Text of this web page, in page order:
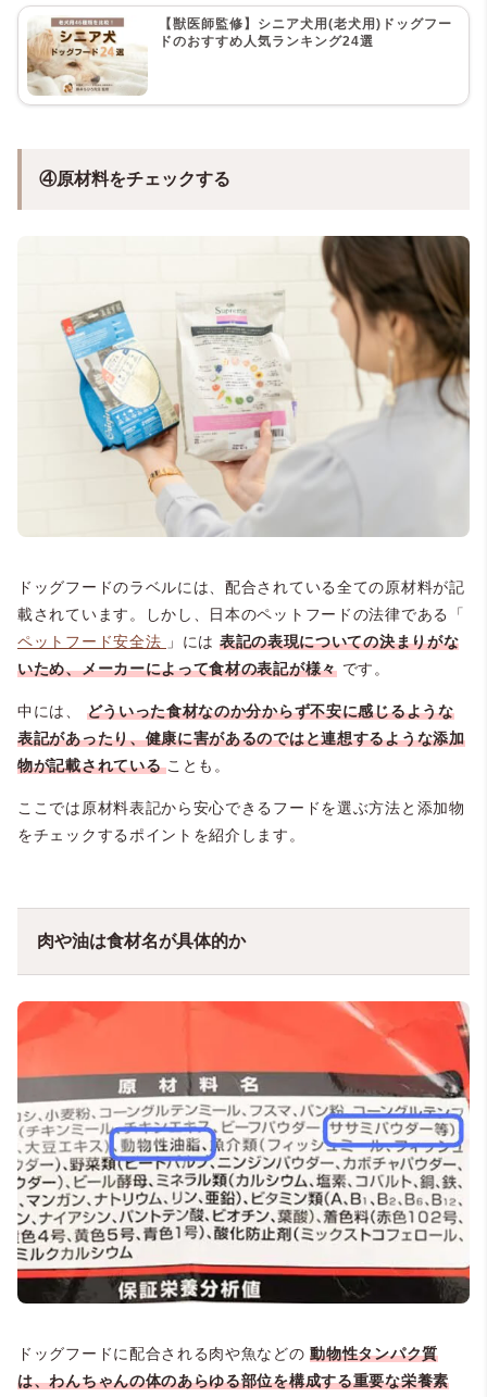
【獣医師監修】シニア犬用(老犬用)ドッグフー
ドのおすすめ人気ランキング24選
④原材料をチェックする
ドッグフードのラベルには、配合されている全ての原材料が記
載されています。しかし、日本のペットフードの法律である「
ペットフード安全法
」には 表記の表現についての決まりがな
いため、メーカーによって食材の表記が様々 です。
中には、 どういった食材なのか分からず不安に感じるような
表記があったり、健康に害があるのではと連想するような添加
物が記載されていることも。
ここでは原材料表記から安心できるフードを選ぶ方法と添加物
をチェックするポイントを紹介します。
肉や油は食材名が具体的か
ドッグフードに配合される肉や魚などの動物性タンパク質
は、わんちゃんの体のあらゆる部位を構成する重要な栄養素